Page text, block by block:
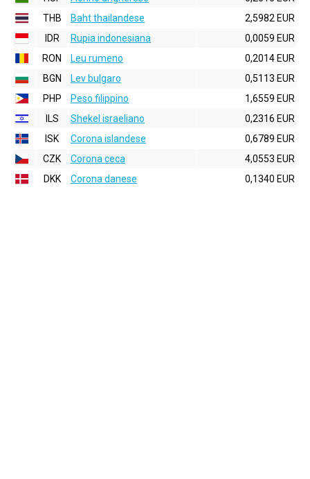
THB
Baht thailandese
2,5982 EUR
IDR
Rupia indonesiana
0,0059 EUR
RON
Leu rumeno
0,2014 EUR
BGN
Lev bulgaro
0,5113 EUR
PHP
Peso filippino
1,6559 EUR
ILS
Shekel israeliano
0,2316 EUR
ISK
Corona islandese
0,6789 EUR
CZK
Corona ceca
4,0553 EUR
DKK
Corona danese 0,1340 EUR